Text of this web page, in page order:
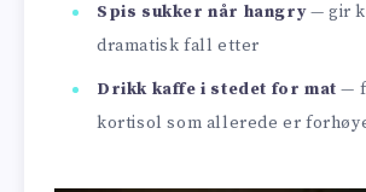
Spis sukker når hangry— gir
dramatisk fall etter
Drikk kaffe i stedet for mat —
kortisol som allerede er